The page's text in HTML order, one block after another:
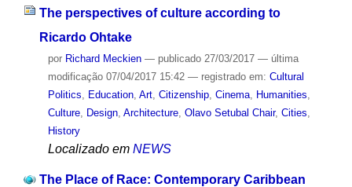
The perspectives of culture according to
Ricardo Ohtake
por Richard Meckien — publicado27/03/2017 — última
modificação07/04/2017 15:42 — registrado em: Cultural
Politics, Education, Art, Citizenship, Cinema, Humanities,
Culture, Design, Architecture, Olavo Setubal Chair, Cities,
History
Localizado em NEWS
The Place of Race: Contemporary Caribbean